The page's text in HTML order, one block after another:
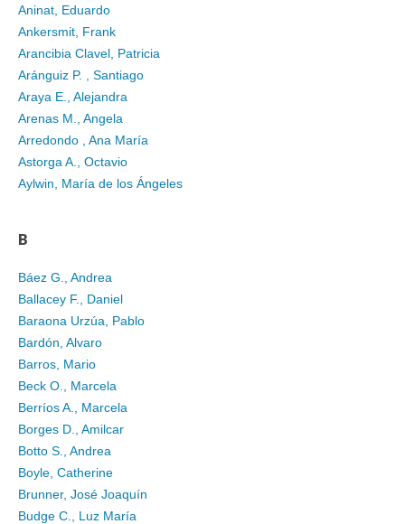
Aninat, Eduardo
Ankersmit, Frank
Arancibia Clavel, Patricia
Aránguiz P. , Santiago
Araya E., Alejandra
Arenas M., Angela
Arredondo , Ana María
Astorga A., Octavio
Aylwin, María de los Ángeles
B
Báez G., Andrea
Ballacey F., Daniel
Baraona Urzúa, Pablo
Bardón, Alvaro
Barros, Mario
Beck O., Marcela
Berríos A., Marcela
Borges D., Amilcar
Botto S., Andrea
Boyle, Catherine
Brunner, José Joaquín
Budge C., Luz María